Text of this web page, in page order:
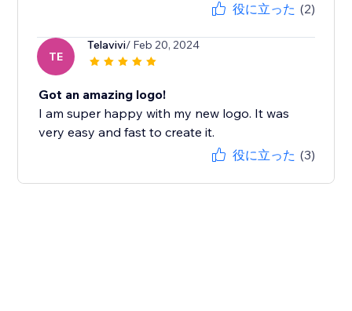
役に立った (2)
TE
Telavivi/ Feb 20, 2024
Got an amazing logo!
I am super happy with my new logo. It was
very easy and fast to create it.
役に立った (3)